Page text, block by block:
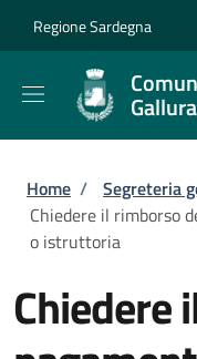
Regione Sardegna
Gallura
Briciole di
Home / Segreteria
Chiedere il rimborso
o istruttoria
Chiedere